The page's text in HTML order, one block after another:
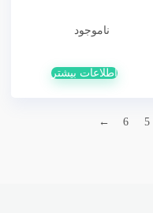
ناموجود
اطلاعات بیشتر
5
6
←